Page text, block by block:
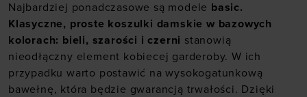
Najbardziej ponadczasowe są modele basic.
Klasyczne, proste koszulki damskie w bazowych
kolorach: bieli, szarości i czerni stanowią
nieodłączny element kobiecej garderoby. W ich
przypadku warto postawić na wysokogatunkową
bawełnę, która będzie gwarancją trwałości. Dzięki